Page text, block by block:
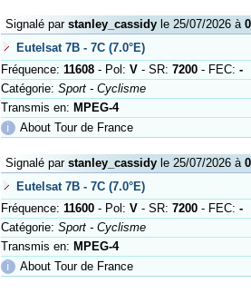
Signalé par stanley_cassidyle 25/07/2026 à
Eutelsat 7B - 7C (7.0°E)
Fréquence: 11608- Pol: V- SR: 7200- FEC: -
Catégorie: Sport - Cyclisme
Transmis en: MPEG-4
ℹ
About Tour de France
Signalé par stanley_cassidyle 25/07/2026 à
Eutelsat 7B - 7C (7.0°E)
Fréquence: 11600- Pol: V- SR: 7200- FEC: -
Catégorie: Sport - Cyclisme
Transmis en: MPEG-4
ℹ
About Tour de France